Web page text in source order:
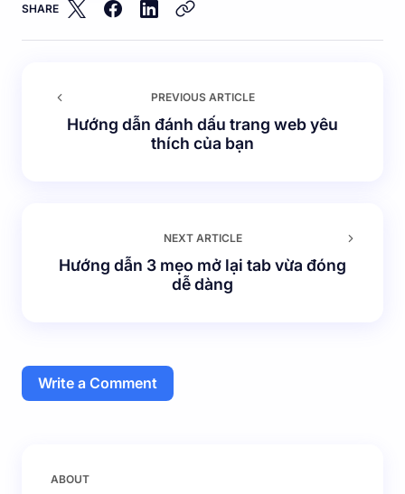
SHARE
PREVIOUS ARTICLE
Hướng dẫn đánh dấu trang web yêu
thích của bạn
NEXT ARTICLE
Hướng dẫn 3 mẹo mở lại tab vừa đóng
dễ dàng
Write a Comment
Email của bạn sẽ không được hiển thị công khai.
ABOUT